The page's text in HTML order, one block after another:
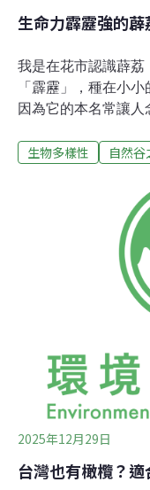
生命力霹靂強的薜
我是在花市認識薜荔
「霹靂」，種在小
因為它的本名常讓
生命力強，能一路
薜荔強大的攀附力
牆面，紅磚、水泥
這種超能力被不少
薜荔爬上牆為房子
響建築物呢？有不
後像棉被一樣被整
則是將薜荔剝除後
破壞建築物的案例
來說，要依照房屋
生物多樣性 自然谷
2025年12月29日
台灣也有橄欖？